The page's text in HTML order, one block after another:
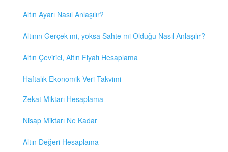
Altın Ayarı Nasıl Anlaşılır?
Altının Gerçek mi, yoksa Sahte mi Olduğu Nasıl Anlaşılır?
Altın Çevirici, Altın Fiyatı Hesaplama
Haftalık Ekonomik Veri Takvimi
Zekat Miktarı Hesaplama
Nisap Miktarı Ne Kadar
Altın Değeri Hesaplama